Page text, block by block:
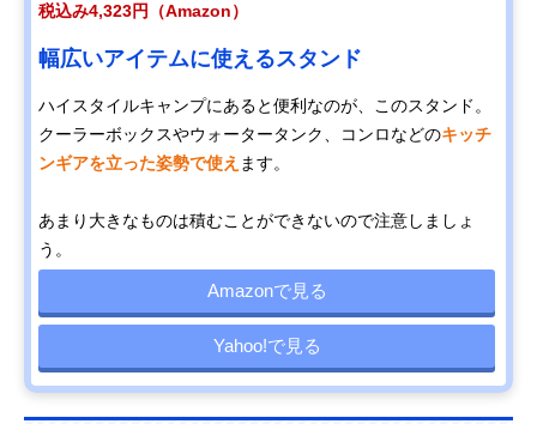
税込み4,323円（Amazon）
幅広いアイテムに使えるスタンド
ハイスタイルキャンプにあると便利なのが、このスタンド。
クーラーボックスやウォータータンク、コンロなどのキッチ
ンギアを立った姿勢で使え ます。
あまり大きなものは積むことができないので注意しましょ
う。
Amazonで見る
Yahoo!で見る